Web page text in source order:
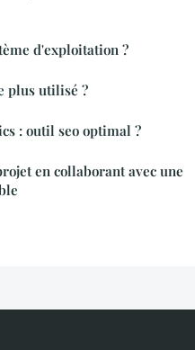
d'exploitation ?
plus utilisé ?
: outil seo optimal ?
en collaborant avec une